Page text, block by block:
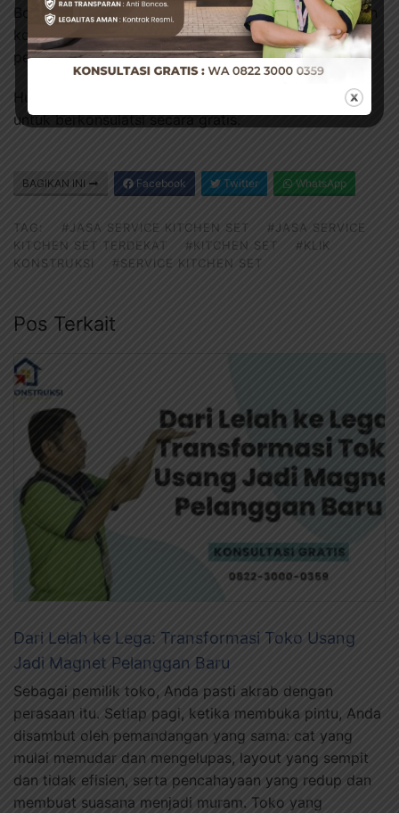
Bogor, namun kami siap melayani berbagai kebutuhan
konstruksi mulai dari renovasi ringan hingga
pembangunan total dari nol.
Hubungi kami melalui
kami
untuk berkonsulatsi secara gratis.
BAGIKAN INI Facebook Twitter WhatsApp
TAG: #JASA SERVICE KITCHEN SET
#JASA SERVICE
KITCHEN SET TERDEKAT
#KITCHEN SET
#KLIK
KONSTRUKSI
#SERVICE KITCHEN SET
Pos Terkait
Dari Lelah ke Lega: Transformasi Toko Usang
Jadi Magnet Pelanggan Baru
Sebagai pemilik toko, Anda pasti akrab dengan
perasaan itu. Setiap pagi, ketika membuka pintu, Anda
disambut oleh pemandangan yang sama: cat yang
mulai memudar dan mengelupas, layout yang sempit
dan tidak efisien, serta pencahayaan yang redup dan
membuat suasana menjadi muram. Toko yang